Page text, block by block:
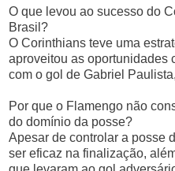
O que levou ao sucesso do
Brasil?
O Corinthians teve uma
aproveitou as oportunidades
com o gol de Gabriel
Por que o Flamengo não
do domínio da posse?
Apesar de controlar a posse
ser eficaz na finalização,